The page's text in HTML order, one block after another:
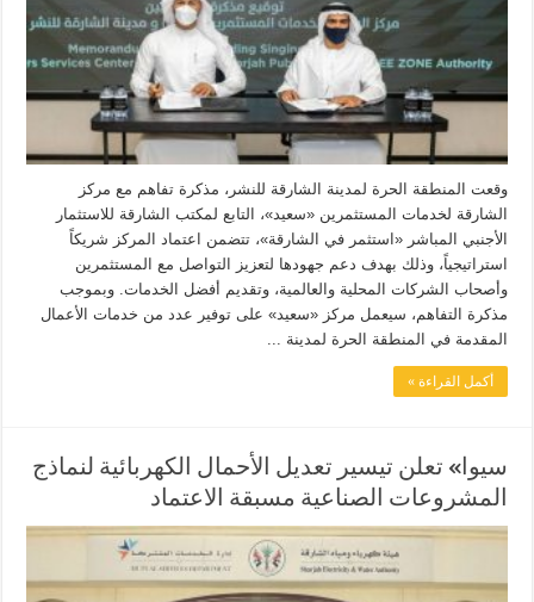
وقعت المنطقة الحرة لمدينة الشارقة للنشر، مذكرة تفاهم مع مركز
الشارقة لخدمات المستثمرين «سعيد»، التابع لمكتب الشارقة للاستثمار
الأجنبي المباشر «استثمر في الشارقة»، تتضمن اعتماد المركز شريكاً
استراتيجياً، وذلك بهدف دعم جهودها لتعزيز التواصل مع المستثمرين
وأصحاب الشركات المحلية والعالمية، وتقديم أفضل الخدمات. وبموجب
مذكرة التفاهم، سيعمل مركز «سعيد» على توفير عدد من خدمات الأعمال
المقدمة في المنطقة الحرة لمدينة ...
أكمل القراءة »
سيوا» تعلن تيسير تعديل الأحمال الكهربائية لنماذج
المشروعات الصناعية مسبقة الاعتماد